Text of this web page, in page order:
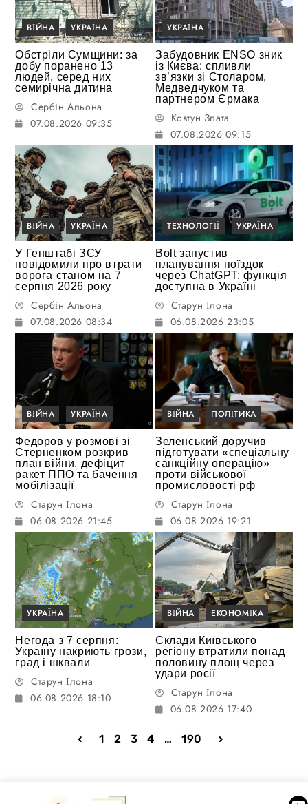
ВІЙНА УКРАЇНА
Обстріли Сумщини: за
добу поранено 13
людей, серед них
семирічна дитина
Сербін Альона
07.08.2026 09:35
УКРАЇНА
Забудовник ENSO зник
із Києва: спливли
зв’язки зі Столаром,
Медведчуком та
партнером Єрмака
Ковтун Злата
07.08.2026 09:15
ВІЙНА УКРАЇНА
У Генштабі ЗСУ
повідомили про втрати
ворога станом на 7
серпня 2026 року
Сербін Альона
07.08.2026 08:34
ТЕХНОЛОГІЇ УКРАЇНА
Bolt запустив
планування поїздок
через ChatGPT: функція
доступна в Україні
Старун Ілона
06.08.2026 23:05
ВІЙНА УКРАЇНА
Федоров у розмові зі
Стерненком розкрив
план війни, дефіцит
ракет ППО та бачення
мобілізації
Старун Ілона
06.08.2026 21:45
ВІЙНА ПОЛІТИКА
Зеленський доручив
підготувати «спеціальну
санкційну операцію»
проти військової
промисловості рф
Старун Ілона
06.08.2026 19:21
УКРАЇНА
Негода з 7 серпня:
Україну накриють грози,
град і шквали
Старун Ілона
06.08.2026 18:10
ВІЙНА ЕКОНОМІКА
Склади Київського
регіону втратили понад
половину площ через
удари росії
Старун Ілона
06.08.2026 17:40
1 2 3 4 … 190